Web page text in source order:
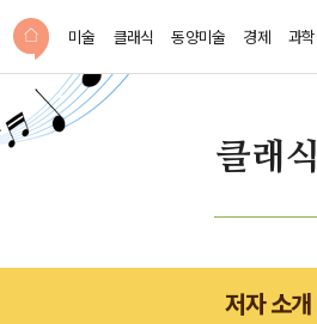
미술 클래식 동양미술 경제 과학
클래식
저자 소개